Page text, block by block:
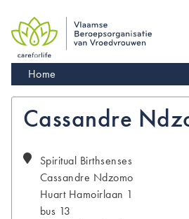
main
navigation
Kruimelpad
Home
Cassandre
Spiritual Birthsenses
Cassandre Ndzomo
Huart Hamoirlaan 1
bus 13